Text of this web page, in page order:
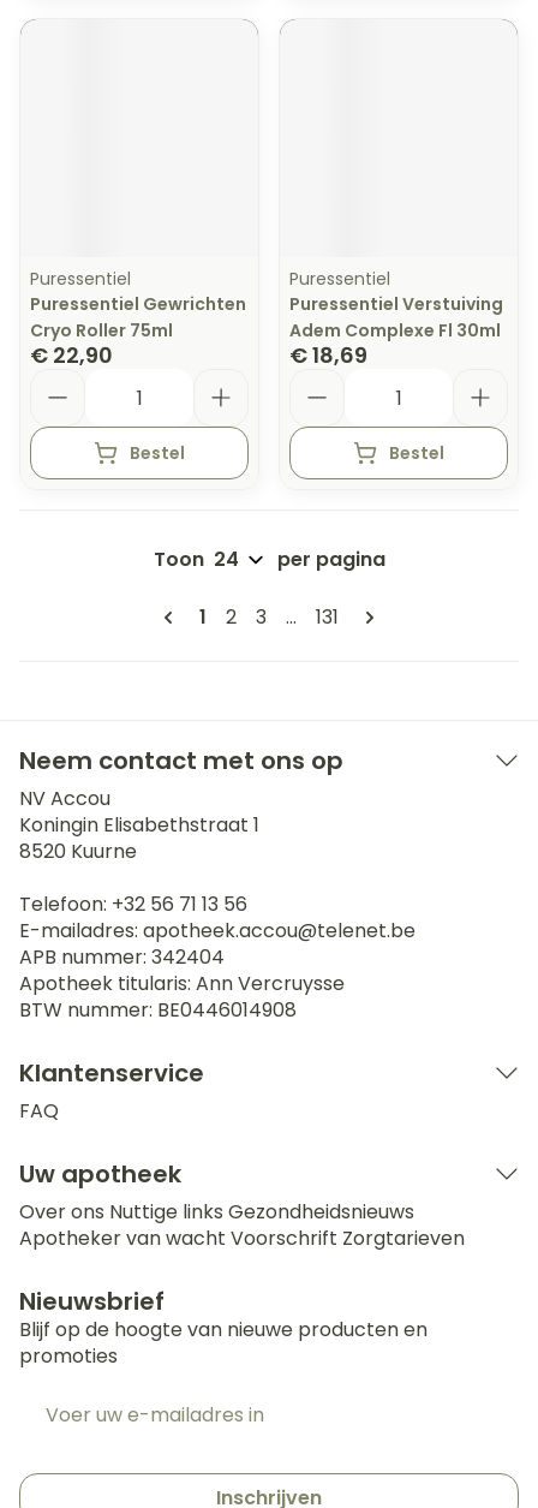
Puressentiel
Puressentiel Gewrichten
Cryo Roller 75ml
€ 22,90
Bestel
Puressentiel
Puressentiel Verstuiving
Adem Complexe Fl 30ml
€ 18,69
Bestel
Pagina's
U lees momenteel pagina
1 Pagina
2 Pagina
3 ... Pagina
131
Toon per pagina
Neem contact met ons op
NV Accou
Koningin Elisabethstraat 1
8520 Kuurne
Telefoon: +32 56 71 13 56
E-mailadres: apotheek.accou@telenet.be
APB nummer: 342404
Apotheek titularis: Ann Vercruysse
BTW nummer: BE0446014908
Klantenservice
FAQ
Uw apotheek
Over ons Nuttige links Gezondheidsnieuws
Apotheker van wacht Voorschrift Zorgtarieven
Nieuwsbrief
Blijf op de hoogte van nieuwe producten en
promoties
Inschrijven